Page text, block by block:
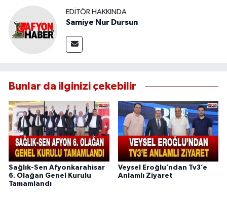
EDITÖR HAKKINDA
Samiye Nur Dursun
Bunlar da ilginizi çekebilir
Sağlık-Sen Afyonkarahisar
6. Olağan Genel Kurulu
Tamamlandı
Veysel Eroğlu’ndan Tv3’e
Anlamlı Ziyaret